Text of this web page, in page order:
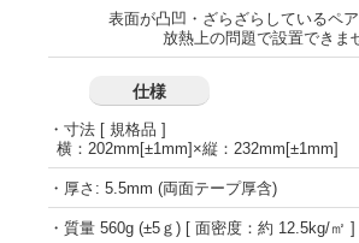
表面が凸凹・ざらざらしているペ
放熱上の問題で設置できま
仕様
・寸法 [ 規格品 ]
横：202mm[±1mm]×縦：232mm[±1mm]
・厚さ: 5.5mm (両面テープ厚含)
・質量 560g (±5ｇ) [ 面密度：約 12.5kg/㎡ ]